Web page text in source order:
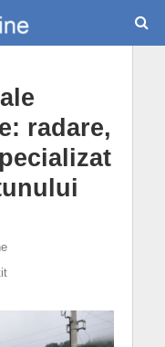
radare,